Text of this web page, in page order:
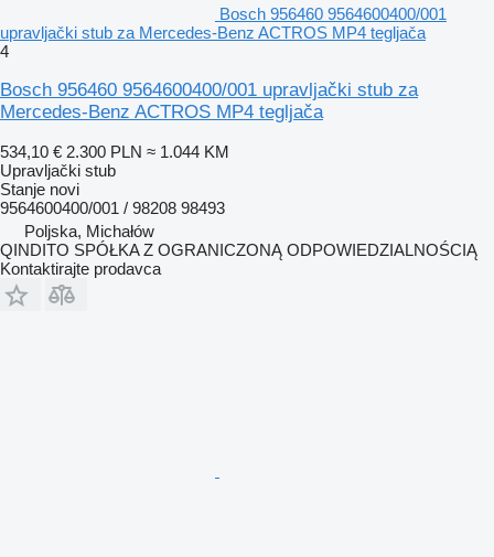
Bosch 956460 9564600400/001
upravljački stub za Mercedes-Benz ACTROS MP4 tegljača
4
Bosch 956460 9564600400/001 upravljački stub za
Mercedes-Benz ACTROS MP4 tegljača
534,10 € 2.300 PLN ≈ 1.044 KM
Upravljački stub
Stanje novi
9564600400/001 / 98208 98493
Poljska, Michałów
QINDITO SPÓŁKA Z OGRANICZONĄ ODPOWIEDZIALNOŚCIĄ
Kontaktirajte prodavca